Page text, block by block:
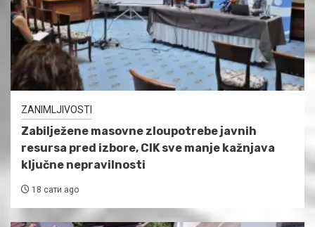
ZANIMLJIVOSTI
Zabilježene masovne zloupotrebe javnih
resursa pred izbore, CIK sve manje kažnjava
ključne nepravilnosti
18 сати ago